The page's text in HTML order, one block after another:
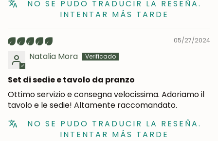
NO SE PUDO TRADUCIR LA RESEÑA.
INTENTAR MÁS TARDE
05/27/2024
Natalia Mora
Set di sedie e tavolo da pranzo
Ottimo servizio e consegna velocissima. Adoriamo il
tavolo e le sedie! Altamente raccomandato.
NO SE PUDO TRADUCIR LA RESEÑA.
INTENTAR MÁS TARDE